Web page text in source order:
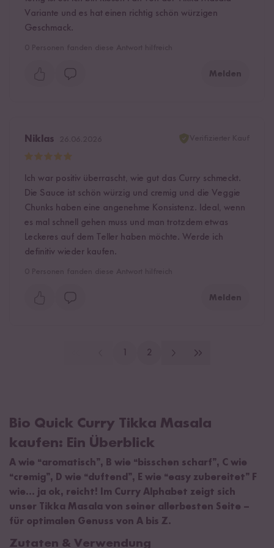
Variante und es hat einen richtig schön würzigen
Geschmack.
Melden
Niklas
Ich war positiv überrascht, wie gut das Curry schmeckt.
Die Sauce ist schön würzig und cremig und die Veggie
Chunks haben eine angenehme Konsistenz. Ideal, wenn
es mal schnell gehen muss und man trotzdem etwas
Leckeres auf dem Teller haben möchte. Werde ich
definitiv wieder kaufen.
Melden
2
Bio Quick Curry Tikka Masala
kaufen: Ein Überblick
A wie “aromatisch”, B wie “bisschen scharf”, C wie
“cremig”, D wie “duftend”, E wie “easy zubereitet” F
wie... ja ok, reicht! Im Curry Alphabet zeigt sich
unser Tikka Masala von seiner allerbesten Seite –
für optimalen Genuss von A bis Z.
Zutaten & Verwendung